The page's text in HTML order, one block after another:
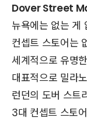
Dover Street
뉴욕에는 없는 게
컨셉트 스토어는
세계적으로 유명
대표적으로 밀라
런던의 도버 스트
3대 컨셉트 스토